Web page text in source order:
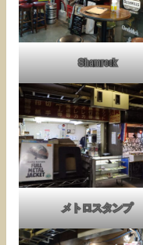
Shamrock
メトロスタンプ